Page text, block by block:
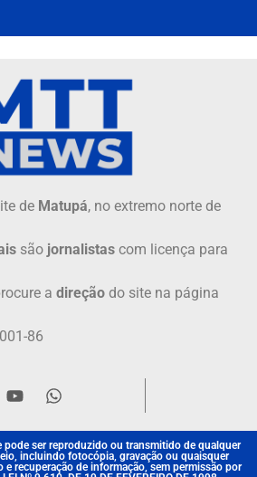
de Matupá, no extremo norte de
são jornalistas com licença para
a direção do site na página
86
pode ser reproduzido ou transmitido de qualquer
incluindo fotocópia, gravação ou quaisquer
e recuperação de informação, sem permissão por